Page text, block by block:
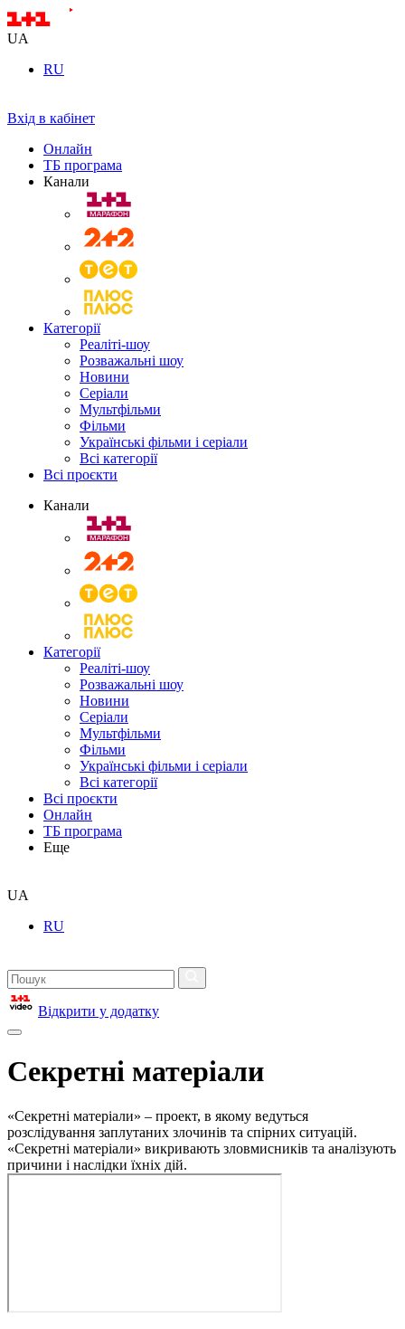
UA
RU
Вхід в кабінет
Онлайн
ТБ програма
Канали
Категорії
Реаліті-шоу
Розважальні шоу
Новини
Серіали
Мультфільми
Фільми
Українські фільми і серіали
Всі категорії
Всі проєкти
Канали
Категорії
Реаліті-шоу
Розважальні шоу
Новини
Серіали
Мультфільми
Фільми
Українські фільми і серіали
Всі категорії
Всі проєкти
Онлайн
ТБ програма
Еще
UA
RU
Відкрити у додатку
Секретні матеріали
«Секретні матеріали» – проект, в якому ведуться
розслідування заплутаних злочинів та спірних ситуацій.
«Секретні матеріали» викривають зловмисників та аналізують
причини і наслідки їхніх дій.